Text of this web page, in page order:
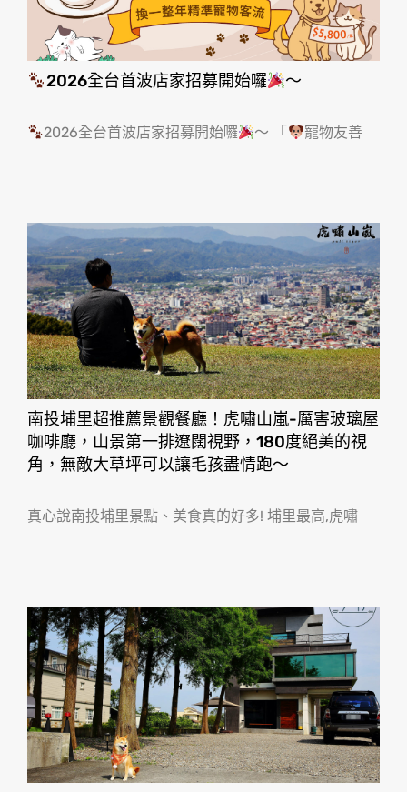
2026全台首波店家招募開始囉 ～
2026全台首波店家招募開始囉 ～ 「 寵物友善
南投埔里超推薦景觀餐廳！虎嘯山嵐-厲害玻璃屋
咖啡廳，山景第一排遼闊視野，180度絕美的視
角，無敵大草坪可以讓毛孩盡情跑〜
真心說南投埔里景點、美食真的好多! 埔里最高,虎嘯